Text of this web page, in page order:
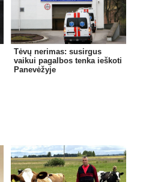
Tėvų nerimas: susirgus
vaikui pagalbos tenka ieškoti
Panevėžyje